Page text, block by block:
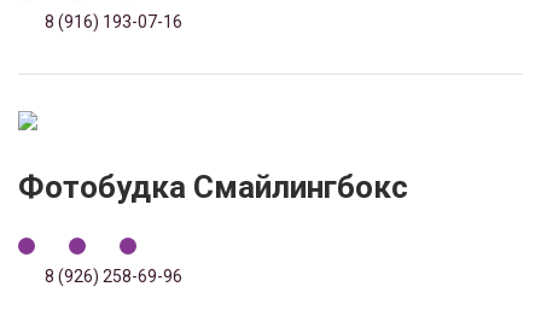
8 (916) 193-07-16
Фотобудка Смайлингбокс
8 (926) 258-69-96